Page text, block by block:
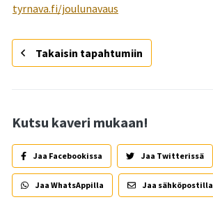
tyrnava.fi/joulunavaus
Takaisin tapahtumiin
Kutsu kaveri mukaan!
Jaa Facebookissa Jaa Twitterissä
Jaa WhatsAppilla Jaa sähköpostilla